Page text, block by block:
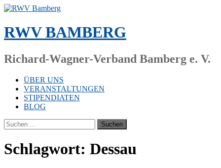
Zum
springen
RWV BAMBERG
Richard-Wagner-Verband Bamberg e. V.
ÜBER UNS
VERANSTALTUNGEN
STIPENDIATEN
BLOG
Suchen
nach:
Schlagwort: Dessau